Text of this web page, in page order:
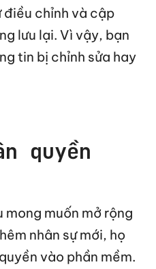
điều chỉnh và cập
lưu lại. Vì vậy, bạn
tin bị chỉnh sửa hay
quyền
mong muốn mở rộng
nhân sự mới, họ
vào phần mềm.